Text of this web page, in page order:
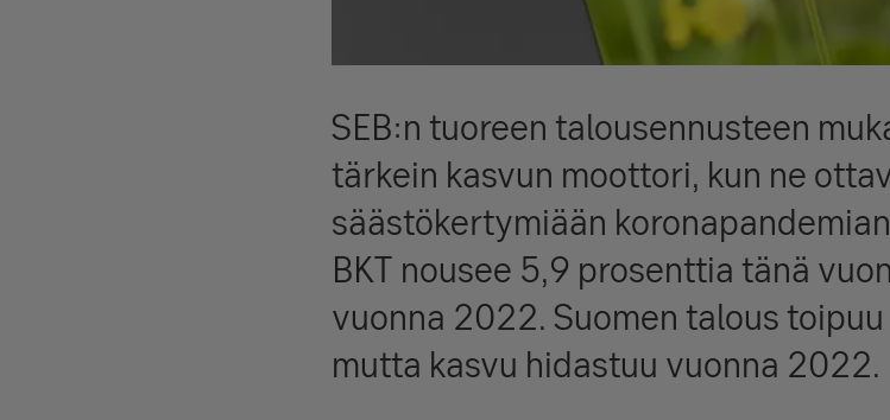
SEB:n tuoreen talousennusteen
tärkein kasvun moottori, kun ne
säästökertymiään
BKT nousee 5,9 prosenttia tänä
vuonna 2022. Suomen talous
mutta kasvu hidastuu vuonna 2022.